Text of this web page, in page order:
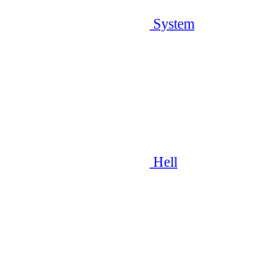
System
Hell